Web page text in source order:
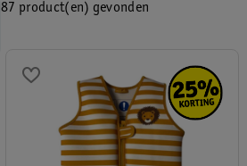
87 product(en) gevonden